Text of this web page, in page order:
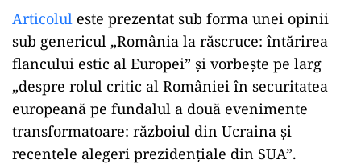
Articolul este prezentat sub forma unei opinii
sub genericul „România la răscruce: întărirea
flancului estic al Europei” și vorbește pe larg
„despre rolul critic al României în securitatea
europeană pe fundalul a două evenimente
transformatoare: războiul din Ucraina și
recentele alegeri prezidențiale din SUA”.